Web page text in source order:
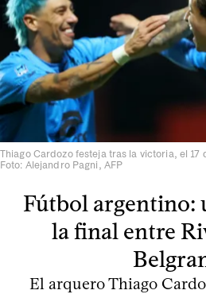
Thiago Cardozo festeja tras la victoria, el 17
Foto: Alejandro Pagni, AFP
Fútbol argentino:
la final entre
El arquero Thiago